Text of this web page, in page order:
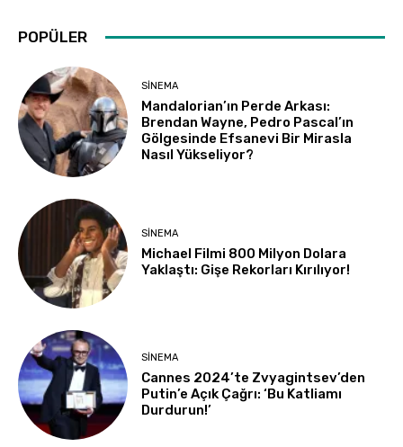
POPÜLER
SINEMA
Mandalorian’ın Perde Arkası:
Brendan Wayne, Pedro Pascal’ın
Gölgesinde Efsanevi Bir Mirasla
Nasıl Yükseliyor?
SINEMA
Michael Filmi 800 Milyon Dolara
Yaklaştı: Gişe Rekorları Kırılıyor!
SINEMA
Cannes 2024’te Zvyagintsev’den
Putin’e Açık Çağrı: ‘Bu Katliamı
Durdurun!’